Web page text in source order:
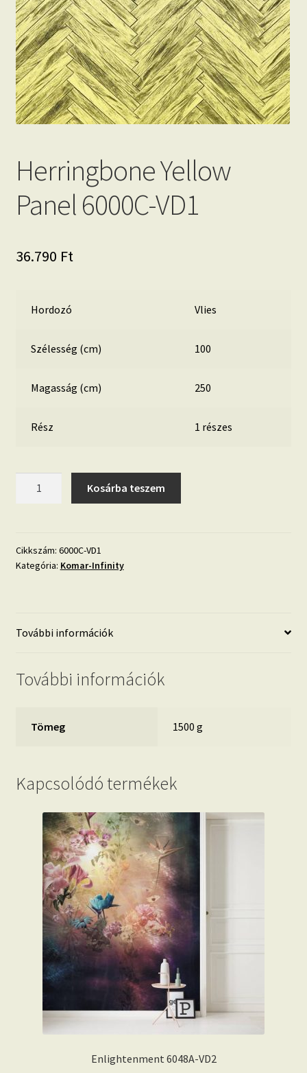
Herringbone Yellow
Panel 6000C-VD1
36.790 Ft
Hordozó Vlies
Szélesség (cm) 100
Magasság (cm) 250
Rész 1 részes
VD1
mennyiség
Kosárba teszem
Cikkszám: 6000C-VD1
Kategória: Komar-Infinity
További információk
További információk
Tömeg 1500 g
Kapcsolódó termékek
Enlightenment 6048A-VD2